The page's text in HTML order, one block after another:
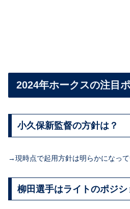
2024年ホークスの注目
小久保新監督の方針は？
→現時点で起用方針は明らかになっ
柳田選手はライトのポジシ